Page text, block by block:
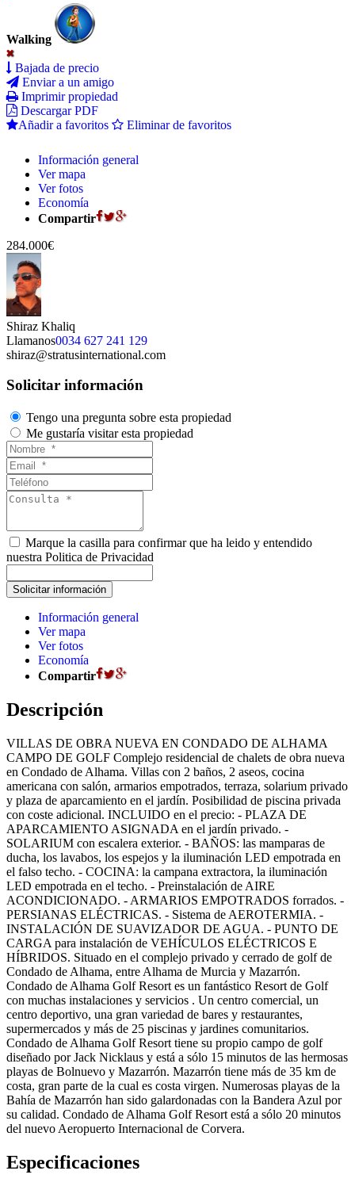
Walking
Bajada de precio
Enviar a un amigo
Imprimir propiedad
Descargar PDF
Añadir a favoritos
Eliminar de favoritos
Información general
Ver mapa
Ver fotos
Economía
Compartir
284.000€
Shiraz Khaliq
Llamanos0034 627 241 129
shiraz@stratusinternational.com
Solicitar información
Tengo una pregunta sobre esta propiedad
Me gustaría visitar esta propiedad
Marque la casilla para confirmar que ha leido y entendido
nuestra Politica de Privacidad
Información general
Ver mapa
Ver fotos
Economía
Compartir
Descripción
VILLAS DE OBRA NUEVA EN CONDADO DE ALHAMA
CAMPO DE GOLF Complejo residencial de chalets de obra nueva
en Condado de Alhama. Villas con 2 baños, 2 aseos, cocina
americana con salón, armarios empotrados, terraza, solarium privado
y plaza de aparcamiento en el jardín. Posibilidad de piscina privada
con coste adicional. INCLUIDO en el precio: - PLAZA DE
APARCAMIENTO ASIGNADA en el jardín privado. -
SOLARIUM con escalera exterior. - BAÑOS: las mamparas de
ducha, los lavabos, los espejos y la iluminación LED empotrada en
el falso techo. - COCINA: la campana extractora, la iluminación
LED empotrada en el techo. - Preinstalación de AIRE
ACONDICIONADO. - ARMARIOS EMPOTRADOS forrados. -
PERSIANAS ELÉCTRICAS. - Sistema de AEROTERMIA. -
INSTALACIÓN DE SUAVIZADOR DE AGUA. - PUNTO DE
CARGA para instalación de VEHÍCULOS ELÉCTRICOS E
HÍBRIDOS. Situado en el complejo privado y cerrado de golf de
Condado de Alhama, entre Alhama de Murcia y Mazarrón.
Condado de Alhama Golf Resort es un fantástico Resort de Golf
con muchas instalaciones y servicios . Un centro comercial, un
centro deportivo, una gran variedad de bares y restaurantes,
supermercados y más de 25 piscinas y jardines comunitarios.
Condado de Alhama Golf Resort tiene su propio campo de golf
diseñado por Jack Nicklaus y está a sólo 15 minutos de las hermosas
playas de Bolnuevo y Mazarrón. Mazarrón tiene más de 35 km de
costa, gran parte de la cual es costa virgen. Numerosas playas de la
Bahía de Mazarrón han sido galardonadas con la Bandera Azul por
su calidad. Condado de Alhama Golf Resort está a sólo 20 minutos
del nuevo Aeropuerto Internacional de Corvera.
Especificaciones